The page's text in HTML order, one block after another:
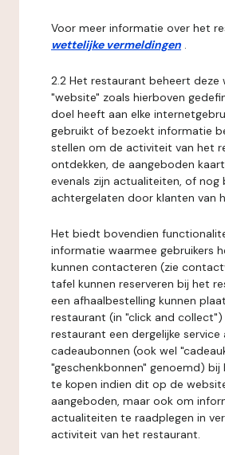
Voor meer informatie over het
wettelijke vermeldingen .
2.2 Het restaurant beheert deze
"website" zoals hierboven
doel heeft aan elke
gebruikt of bezoekt informatie
stellen om de activiteit van het
ontdekken, de aangeboden
evenals zijn actualiteiten, of nog
achtergelaten door klanten van
Het biedt bovendien
informatie waarmee gebruikers
kunnen contacteren (zie
tafel kunnen reserveren bij het
een afhaalbestelling kunnen
restaurant (in "click and collect")
restaurant een dergelijke service
cadeaubonnen (ook wel
"geschenkbonnen" genoemd)
te kopen indien dit op de
aangeboden, maar ook om
actualiteiten te raadplegen in
activiteit van het restaurant.